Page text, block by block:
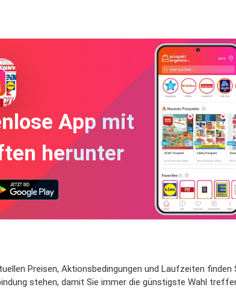
App mit
herunter
Preisen, Aktionsbedingungen und Laufzeiten finden
stehen, damit Sie immer die günstigste Wahl